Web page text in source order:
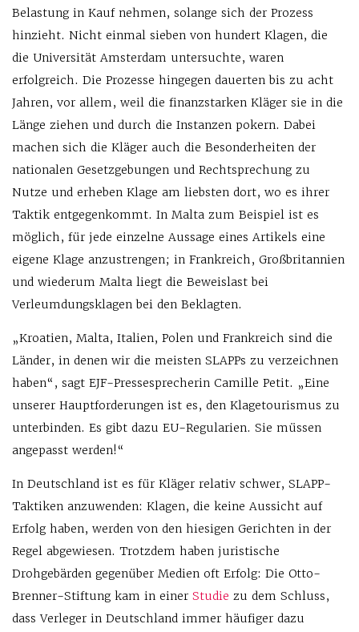
Belastung in Kauf nehmen, solange sich der Prozess
hinzieht. Nicht einmal sieben von hundert Klagen, die
die Universität Amsterdam untersuchte, waren
erfolgreich. Die Prozesse hingegen dauerten bis zu acht
Jahren, vor allem, weil die finanzstarken Kläger sie in die
Länge ziehen und durch die Instanzen pokern. Dabei
machen sich die Kläger auch die Besonderheiten der
nationalen Gesetzgebungen und Rechtsprechung zu
Nutze und erheben Klage am liebsten dort, wo es ihrer
Taktik entgegenkommt. In Malta zum Beispiel ist es
möglich, für jede einzelne Aussage eines Artikels eine
eigene Klage anzustrengen; in Frankreich, Großbritannien
und wiederum Malta liegt die Beweislast bei
Verleumdungsklagen bei den Beklagten.
„Kroatien, Malta, Italien, Polen und Frankreich sind die
Länder, in denen wir die meisten SLAPPs zu verzeichnen
haben“, sagt EJF-Pressesprecherin Camille Petit. „Eine
unserer Hauptforderungen ist es, den Klagetourismus zu
unterbinden. Es gibt dazu EU-Regularien. Sie müssen
angepasst werden!“
In Deutschland ist es für Kläger relativ schwer, SLAPP-
Taktiken anzuwenden: Klagen, die keine Aussicht auf
Erfolg haben, werden von den hiesigen Gerichten in der
Regel abgewiesen. Trotzdem haben juristische
Drohgebärden gegenüber Medien oft Erfolg: Die Otto-
Brenner-Stiftung kam in einer Studie zu dem Schluss,
dass Verleger in Deutschland immer häufiger dazu